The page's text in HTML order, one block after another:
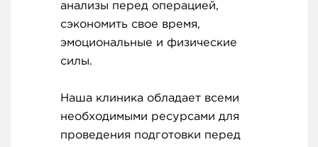
анализы перед операцией,
сэкономить свое время,
эмоциональные и физические
силы.
Наша клиника обладает всеми
необходимыми ресурсами для
проведения подготовки перед